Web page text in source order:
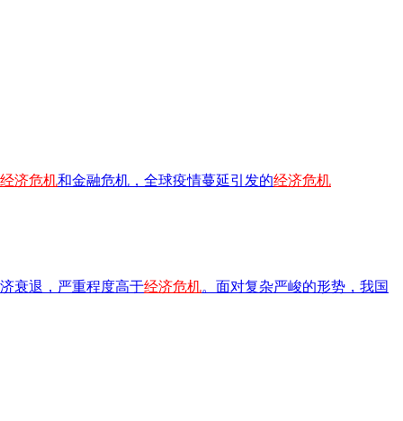
经济危机和金融危机，全球疫情蔓延引发的经济危机
衰退，严重程度高于经济危机。面对复杂严峻的形势，我国